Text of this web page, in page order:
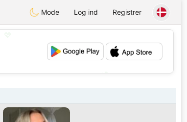
Mode Log ind Registrer